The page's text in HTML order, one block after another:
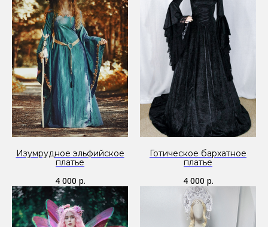
Изумрудное эльфийское
платье
4 000 р.
Готическое бархатное
платье
4 000 р.